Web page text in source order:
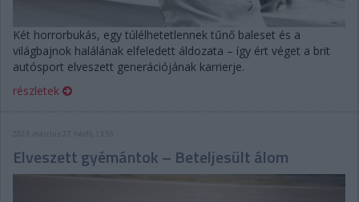
Két horrorbukás, egy túlélhetetlennek tűnő baleset és a
világbajnok halálának elfeledett áldozata – így ért véget a brit
autósport elveszett generációjának karrierje.
részletek
2023. március 27. hétfő, 13:55
Elveszett gyémántok – Beteljesült álom